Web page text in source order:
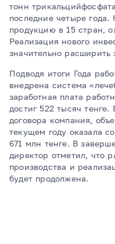
тонн
последние четыре
продукцию в 15 стран,
Реализация нового
значительно расширить
Подводя итоги Года
внедрена система
заработная плата
достиг 522 тысяч
договора компания,
текущем году оказала
671 млн тенге. В
директор отметил, что
производства и
будет продолжена.